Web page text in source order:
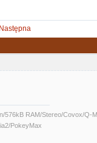
Następna
576kB RAM/Stereo/Covox/Q-
PokeyMax